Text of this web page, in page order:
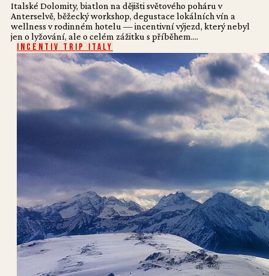
Italské Dolomity, biatlon na dějišti světového poháru v
Anterselvě, běžecký workshop, degustace lokálních vín a
wellness v rodinném hotelu — incentivní výjezd, který nebyl
jen o lyžování, ale o celém zážitku s příběhem....
Incentiv Trip Italy